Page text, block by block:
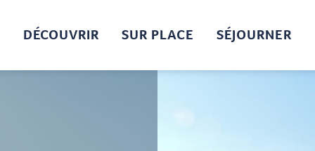
DÉCOUVRIR SUR PLACE SÉJOURNER